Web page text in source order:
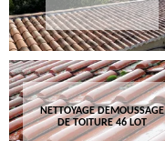
NETTOYAGE DEMOUSSAGE
DE TOITURE 46 LOT